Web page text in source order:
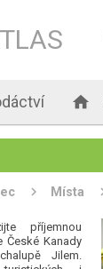

Místa
příjemnou
České Kanady
Jilem.